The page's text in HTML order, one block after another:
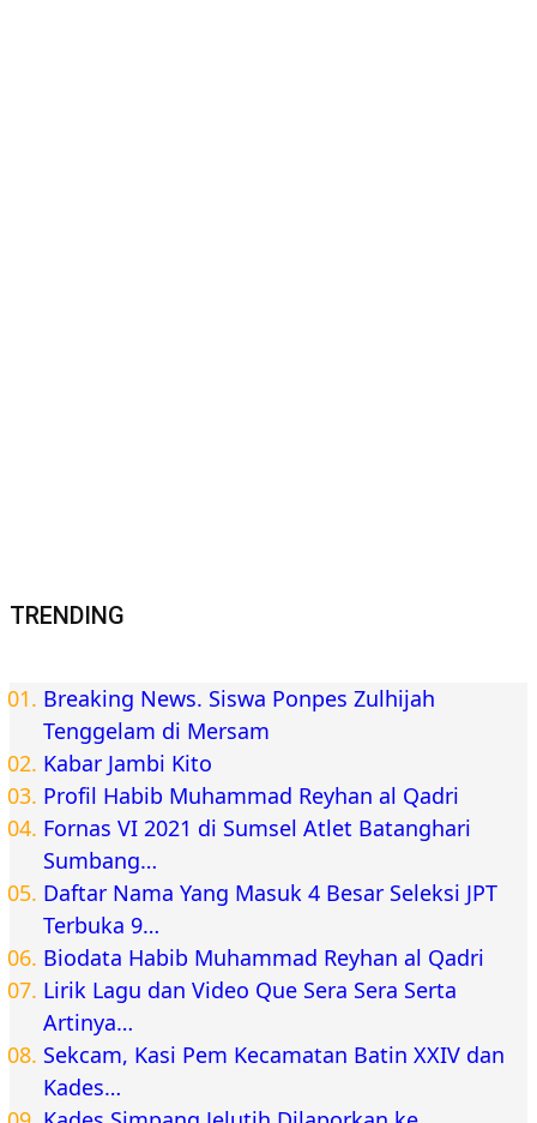
TRENDING
Breaking News. Siswa Ponpes Zulhijah
Tenggelam di Mersam
Kabar Jambi Kito
Profil Habib Muhammad Reyhan al Qadri
Fornas VI 2021 di Sumsel Atlet Batanghari
Sumbang…
Daftar Nama Yang Masuk 4 Besar Seleksi JPT
Terbuka 9…
Biodata Habib Muhammad Reyhan al Qadri
Lirik Lagu dan Video Que Sera Sera Serta
Artinya…
Sekcam, Kasi Pem Kecamatan Batin XXIV dan
Kades…